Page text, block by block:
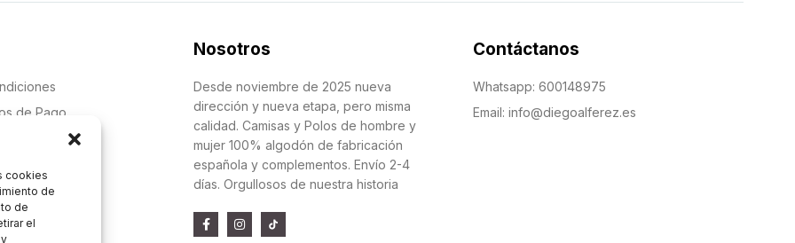
cookies
de
de
el
de Pago
Nosotros
Desde noviembre de 2025 nueva
dirección y nueva etapa, pero misma
calidad. Camisas y Polos de hombre y
mujer 100% algodón de fabricación
española y complementos. Envío 2-4
días. Orgullosos de nuestra historia
Contáctanos
Whatsapp: 600148975
Email: info@diegoalferez.es